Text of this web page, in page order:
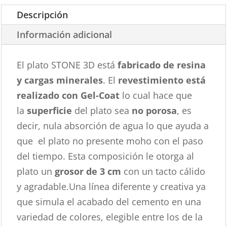
Descripción
Información adicional
El plato STONE 3D estáfabricado de resina
y cargas minerales. El revestimiento está
realizado con Gel-Coat lo cual hace que
lasuperficie del plato sea no porosa, es
decir, nula absorción de agua lo que ayuda a
que el plato no presente moho con el paso
del tiempo. Esta composición le otorga al
plato un grosor de 3 cm con un tacto cálido
y agradable.Una línea diferente y creativa ya
que simula el acabado del cemento en una
variedad de colores, elegible entre los de la